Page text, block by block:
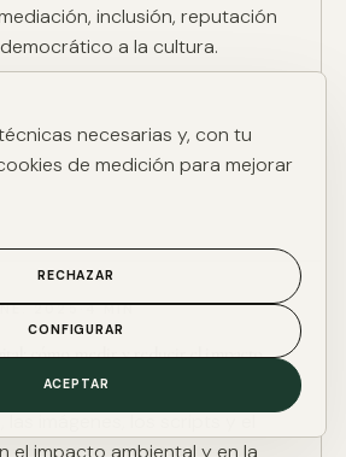
inclusión, reputación
a la cultura.
2025·4 MIN
cómo medir y reducir el impacto
las imágenes, los scripts y el
el impacto ambiental y en la
necesarias y, con tu
de medición para mejorar
RECHAZAR
CONFIGURAR
ACEPTAR